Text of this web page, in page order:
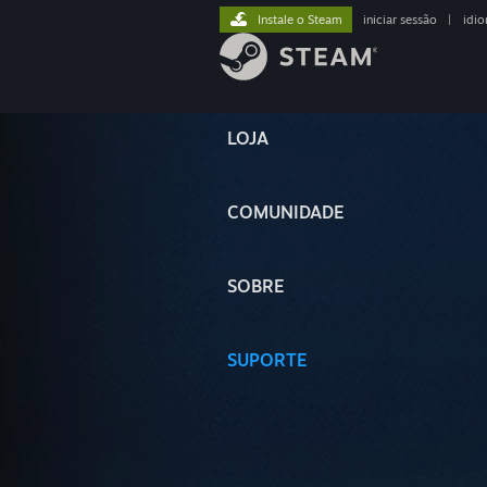
LOJA
COMUNIDADE
SOBRE
SUPORTE
Instale o Steam iniciar sessão